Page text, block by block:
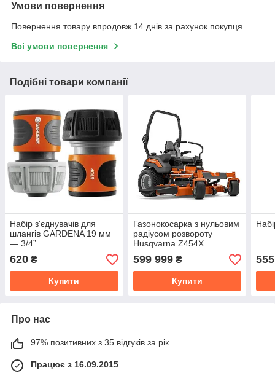
Умови повернення
Повернення товару впродовж 14 днів за рахунок покупця
Всі умови повернення
Подібні товари компанії
Набір з'єднувачів для
шлангів GARDENA 19 мм
— 3/4”
620 ₴
Купити
Газонокосарка з нульовим
радіусом розвороту
Husqvarna Z454X
599 999₴
Купити
555
Про нас
97% позитивних з 35 відгуків за рік
Працює з 16.09.2015